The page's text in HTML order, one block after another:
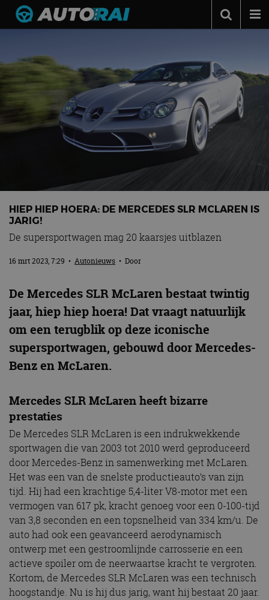
Podcast
Autotests
Automerken
Adverteren
HIEP HIEP HOERA: DE MERCEDES SLR MCLAREN IS
JARIG!
De supersportwagen mag 20 kaarsjes uitblazen
16 mrt 2023, 7:29 • Autonieuws • Door
De Mercedes SLR McLaren bestaat twintig
jaar, hiep hiep hoera! Dat vraagt natuurlijk
om een terugblik op deze iconische
supersportwagen, gebouwd door Mercedes-
Benz en McLaren.
Mercedes SLR McLaren heeft bizarre
prestaties
De Mercedes SLR McLaren is een indrukwekkende
sportwagen die van 2003 tot 2010 werd geproduceerd
door Mercedes-Benz in samenwerking met McLaren.
Het was een van de snelste productieauto’s van zijn
tijd. Hij had een krachtige 5,4-liter V8-motor met een
vermogen van 617 pk, kracht genoeg voor een 0-100-tijd
van 3,8 seconden en een topsnelheid van 334 km/u. De
auto had ook een geavanceerd aerodynamisch
ontwerp met een gestroomlijnde carrosserie en een
actieve spoiler om de neerwaartse kracht te vergroten.
Kortom, de Mercedes SLR McLaren was een technisch
hoogstandje. Nu is hij dus jarig, want hij bestaat 20 jaar.